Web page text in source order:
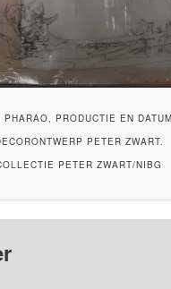
PHARAO, PRODUCTIE EN
PETER ZWART.
PETER ZWART/NIBG